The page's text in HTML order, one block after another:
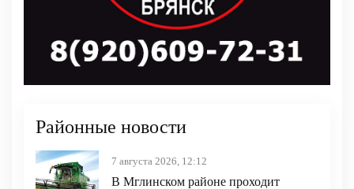
Районные новости
7 августа 2026, 12:12
В Мглинском районе проходит